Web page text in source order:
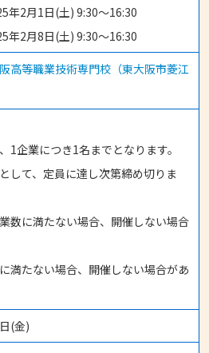
年2月1日(土) 9:30～16:30
年2月8日(土) 9:30～16:30
高等職業技術専門校（東大阪市菱江
1企業につき1名までとなります。
して、定員に達し次第締め切りま
数に満たない場合、開催しない場合
満たない場合、開催しない場合があ
(金)